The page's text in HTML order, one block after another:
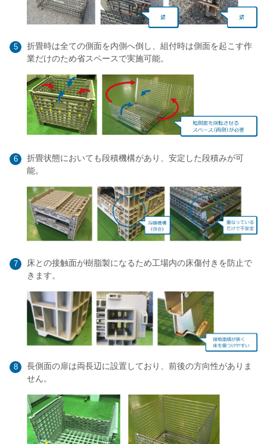
5
折畳時は全ての側面を内側へ倒し、組付時は側面を起こす作
業だけのため省スペースで実施可能。
6
折畳状態においても段積機構があり、安定した段積みが可
能。
7
床との接触面が樹脂製になるため工場内の床傷付きを防止で
きます。
8
長側面の扉は両長辺に設置しており、前後の方向性がありま
せん。